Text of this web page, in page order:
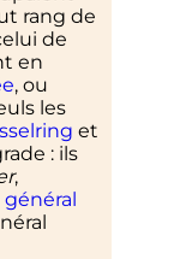
rang de
de
en
, ou
les
et
: ils
,
général